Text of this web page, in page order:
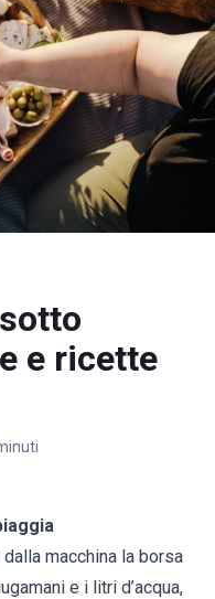
e ricette
macchina la borsa
e i litri d’acqua,